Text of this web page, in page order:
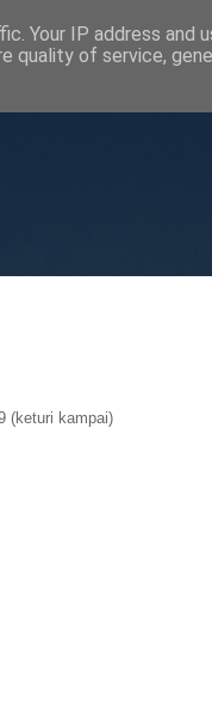
(keturi kampai)
Your IP address and
quality of service,